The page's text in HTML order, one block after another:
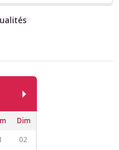
Dim
02